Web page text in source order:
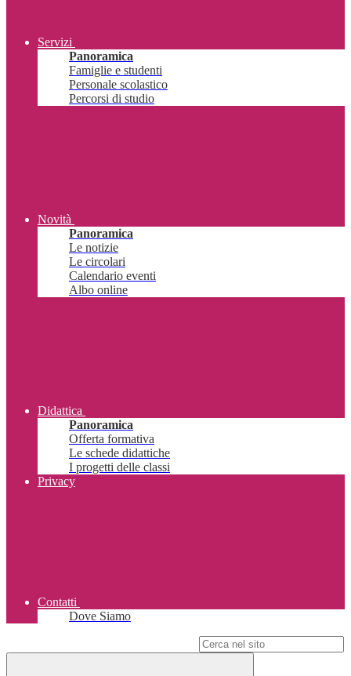
Servizi
Panoramica
Famiglie e studenti
Personale scolastico
Percorsi di studio
Novità
Panoramica
Le notizie
Le circolari
Calendario eventi
Albo online
Didattica
Panoramica
Offerta formativa
Le schede didattiche
I progetti delle classi
Privacy
Contatti
Dove Siamo